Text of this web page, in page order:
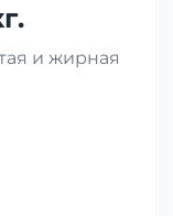
и жирная